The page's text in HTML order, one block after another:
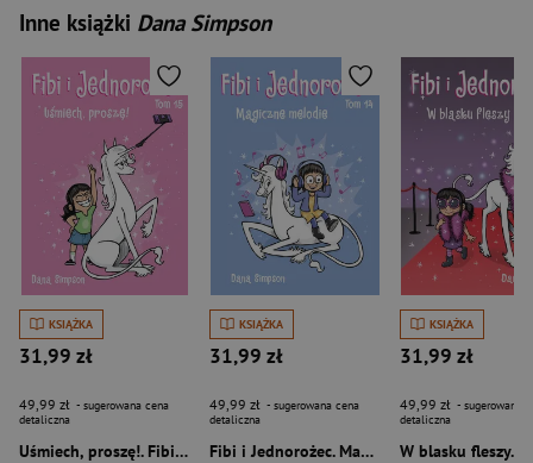
Inne książki Dana Simpson
KSIĄŻKA
31,99 zł
49,99 zł - sugerowana cena
detaliczna
Uśmiech, proszę!. Fibi i Jednorożec. Tom 15
KSIĄŻKA
31,99 zł
49,99 zł - sugerowana cena
detaliczna
Fibi i Jednorożec. Magiczne melodie. Tom 14
KSIĄŻKA
31,99 zł
49,99 zł - sugerowana
detaliczna